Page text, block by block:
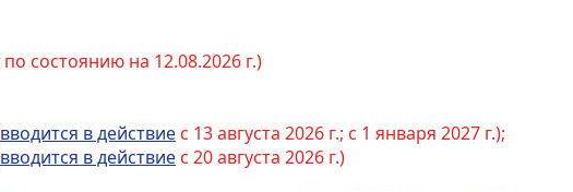
по состоянию на 12.08.2026 г.)
вводится в действие с 13 августа 2026 г.; с 1 января 2027 г.);
вводится в действие с 20 августа 2026 г.)